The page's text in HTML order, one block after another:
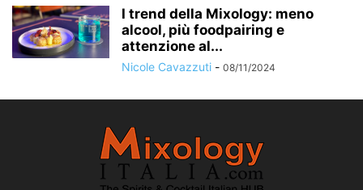
I trend della Mixology: meno
alcool, più foodpairing e
attenzione al...
Nicole Cavazzuti - 08/11/2024